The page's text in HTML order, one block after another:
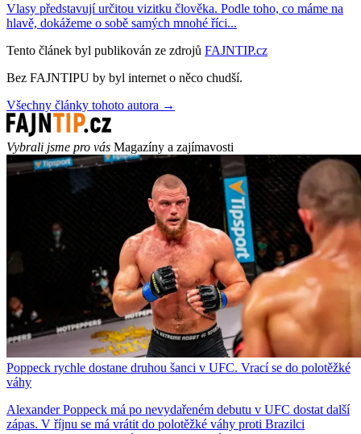
Vlasy představují určitou vizitku člověka. Podle toho, co máme na
hlavě, dokážeme o sobě samých mnohé říci...
Tento článek byl publikován ze zdrojů FAJNTIP.cz
Bez FAJNTIPU by byl internet o něco chudší.
Všechny články tohoto autora →
Vybrali jsme pro vás Magazíny a zajímavosti
Poppeck rychle dostane druhou šanci v UFC. Vrací se do polotěžké
váhy
Alexander Poppeck má po nevydařeném debutu v UFC dostat další
zápas. V říjnu se má vrátit do polotěžké váhy proti Brazilci